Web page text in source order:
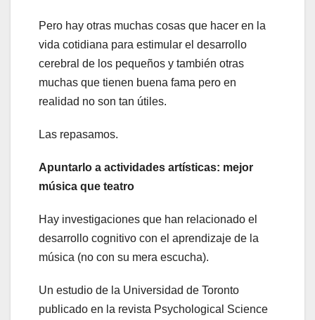
Pero hay otras muchas cosas que hacer en la
vida cotidiana para estimular el desarrollo
cerebral de los pequeños y también otras
muchas que tienen buena fama pero en
realidad no son tan útiles.
Las repasamos.
Apuntarlo a actividades artísticas: mejor
música que teatro
Hay investigaciones que han relacionado el
desarrollo cognitivo con el aprendizaje de la
música (no con su mera escucha).
Un estudio de la Universidad de Toronto
publicado en la revista Psychological Science